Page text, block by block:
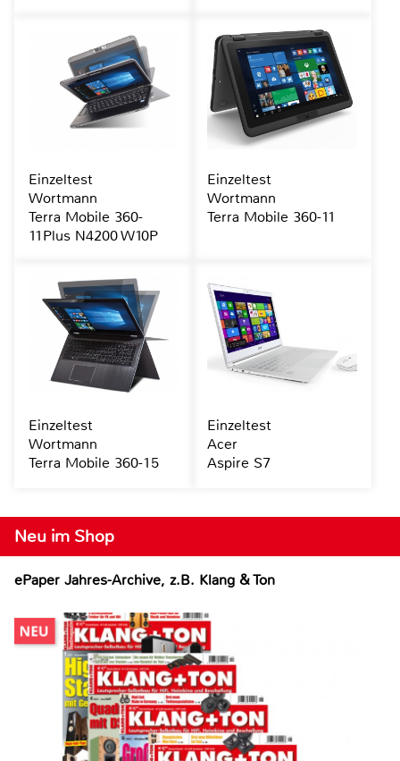
Neu im Shop
ePaper Jahres-Archive, z.B. Klang & Ton
Einzeltest
Wortmann
Terra Mobile 360-
11Plus N4200 W10P
Einzeltest
Wortmann
Terra Mobile 360-11
Einzeltest
Wortmann
Terra Mobile 360-15
Einzeltest
Acer
Aspire S7